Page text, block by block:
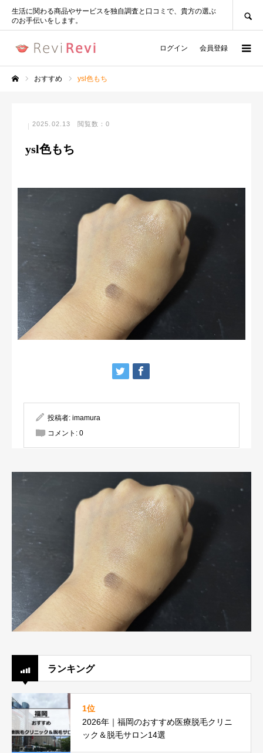
生活に関わる商品やサービスを独自調査と口コミで、貴方の選ぶ
のお手伝いをします。
ログイン 会員登録
おすすめ ysl色もち
2025.02.13 閲覧数：0
ysl色もち
投稿者: imamura
コメント: 0
ランキング
1位
2026年｜福岡のおすすめ医療脱毛クリニ
ック＆脱毛サロン14選